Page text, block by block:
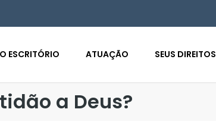
O ESCRITÓRIO ATUAÇÃO SEUS DIREITOS
a Deus?